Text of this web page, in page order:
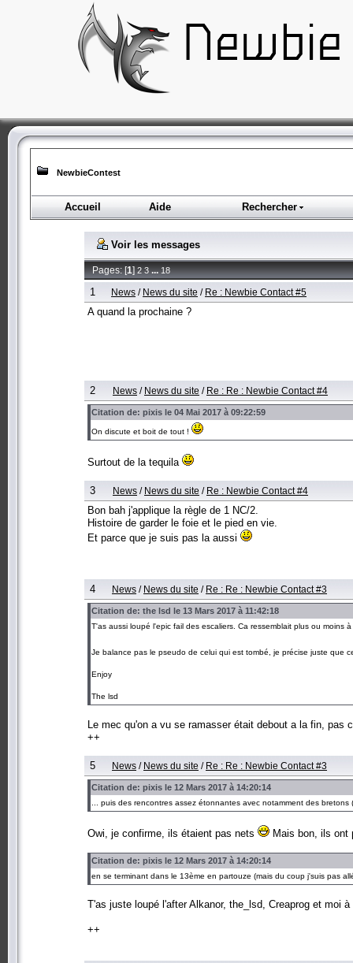
NewbieContest
Accueil Aide Rechercher
Voir les messages
Pages: [1]2 3 ...18
1 News / News du site / Re : Newbie Contact #5
A quand la prochaine ?
2 News / News du site / Re : Re : Newbie Contact #4
Citation de: pixis le 04 Mai 2017 à 09:22:59
On discute et boit de tout !
Surtout de la tequila
3 News / News du site / Re : Newbie Contact #4
Bon bah j'applique la règle de 1 NC/2.
Histoire de garder le foie et le pied en vie.
Et parce que je suis pas la aussi
4 News / News du site / Re : Re : Newbie Contact #3
Citation de: the lsd le 13 Mars 2017 à 11:42:18
T'as aussi loupé l'epic fail des escaliers. Ca ressemblait plus ou moins
Je balance pas le pseudo de celui qui est tombé, je précise juste que
Enjoy
The lsd
Le mec qu'on a vu se ramasser était debout a la fin, pas
++
5 News / News du site / Re : Re : Newbie Contact #3
Citation de: pixis le 12 Mars 2017 à 14:20:14
... puis des rencontres assez étonnantes avec notamment des
Owi, je confirme, ils étaient pas nets Mais bon, ils ont
Citation de: pixis le 12 Mars 2017 à 14:20:14
en se terminant dans le 13ème en partouze (mais du coup j'suis pas
T'as juste loupé l'after Alkanor, the_lsd, Creaprog et moi
++